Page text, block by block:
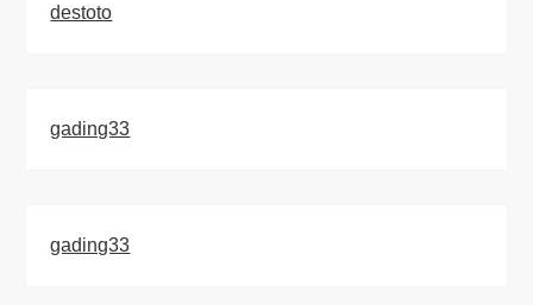
destoto
gading33
gading33